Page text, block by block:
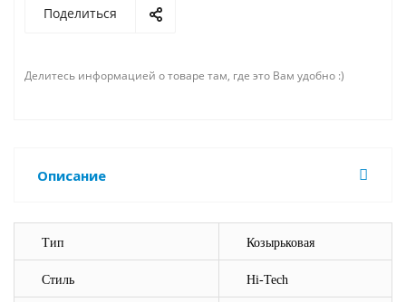
Поделиться
Делитесь информацией о товаре там, где это Вам удобно :)
Описание
Тип Козырьковая
Стиль Hi-Tech